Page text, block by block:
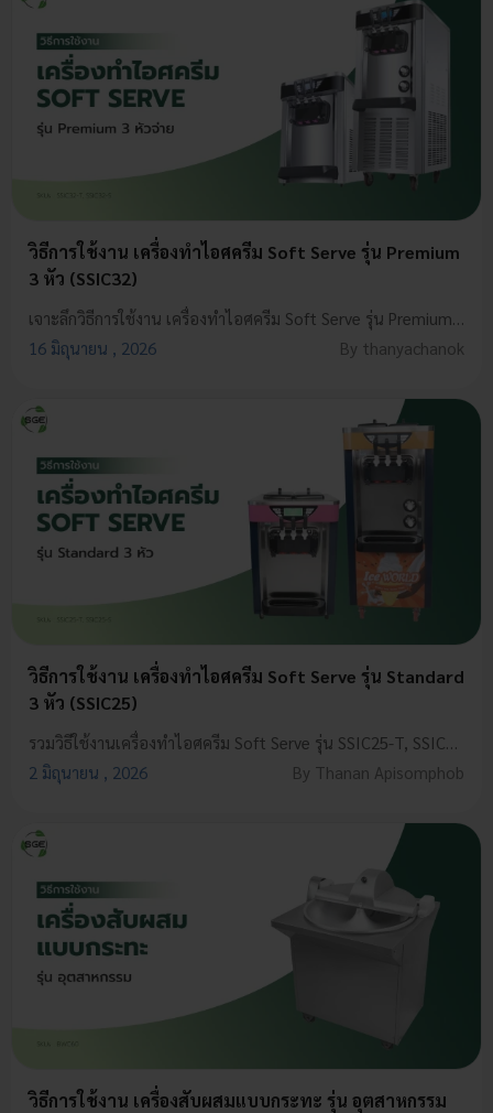
วิธีการใช้งาน เครื่องทําไอศครีม Soft Serve รุ่น Premium
3 หัว (SSIC32)
เจาะลึกวิธีการใช้งาน เครื่องทำไอศครีม Soft Serve รุ่น Premium 3 หัว (SSIC32) ครบทุกขั้นตอน ตั้งแต่เริ่มเปิดเครื่องจนถึงล้างทำความสะอาด
16 มิถุนายน , 2026
By thanyachanok
วิธีการใช้งาน เครื่องทําไอศครีม Soft Serve รุ่น Standard
3 หัว (SSIC25)
รวมวิธีใช้งานเครื่องทำไอศครีม Soft Serve รุ่น SSIC25-T, SSIC25-S ใช้งานง่าย ไม่กี่ขั้นตอน ไอศครีมเนื้อสวยเนียนละมุน มือใหม่ก็เปิดร้านได้
2 มิถุนายน , 2026
By Thanan Apisomphob
วิธีการใช้งาน เครื่องสับผสมแบบกระทะ รุ่น อุตสาหกรรม